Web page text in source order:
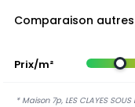
Comparaison
Prix/m²
* Maison 7p, LES CLAYES